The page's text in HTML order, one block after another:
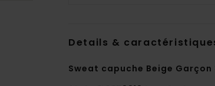
Details &
Sweat capuche Beige Garçon